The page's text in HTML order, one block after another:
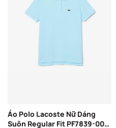
Áo Polo Lacoste Nữ Dáng
Suôn Regular Fit PF7839-00-